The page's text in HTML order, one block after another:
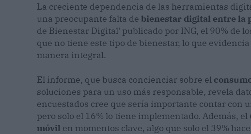
La creciente dependencia de las herramientas
una preocupante falta de bienestar digital entre la
de Bienestar Digital' publicado por ING, el 90% de
que no tiene este tipo de bienestar, lo que
manera integral.
El informe, que busca concienciar sobre el
soluciones para un uso más responsable, revela
encuestados cree que sería importante contar con
pero solo el 16% lo tiene implementado. Además,
móvil en momentos clave, algo que solo el 39%